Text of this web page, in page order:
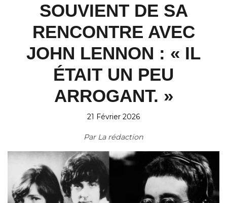
SOUVIENT DE SA
RENCONTRE AVEC
JOHN LENNON : « IL
ÉTAIT UN PEU
ARROGANT. »
21 Février 2026
Par La rédaction